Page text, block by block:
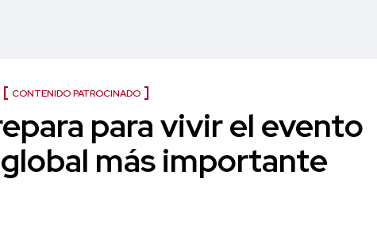
CONTENIDO PATROCINADO
para vivir el evento
más importante